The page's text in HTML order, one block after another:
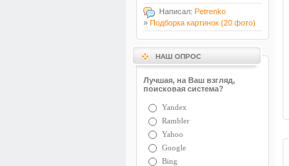
Написал: Petrenko
» Подборка картинок (20 фото)
НАШ ОПРОС
Лучшая, на Ваш взгляд,
поисковая система?
Yandex
Rambler
Yahoo
Google
Bing